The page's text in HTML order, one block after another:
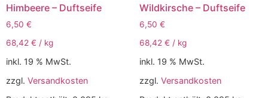
Himbeere – Duftseife
6,50 €
68,42 € / kg
inkl. 19 % MwSt.
zzgl. Versandkosten
Wildkirsche – Duftseife
6,50 €
68,42 € / kg
inkl. 19 % MwSt.
zzgl. Versandkosten